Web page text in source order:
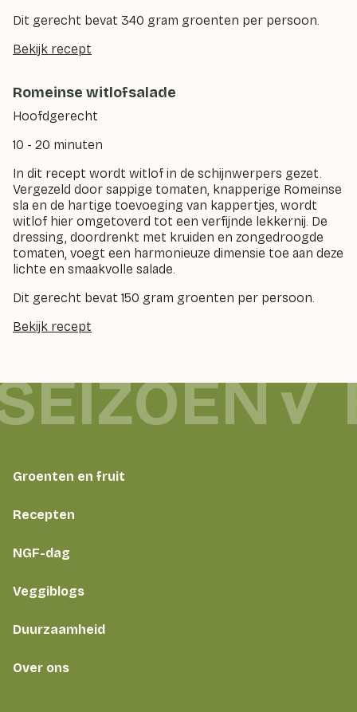
Dit gerecht bevat 340 gram groenten per persoon.
Bekijk recept
Romeinse witlofsalade
Hoofdgerecht
10 - 20 minuten
In dit recept wordt witlof in de schijnwerpers gezet.
Vergezeld door sappige tomaten, knapperige Romeinse
sla en de hartige toevoeging van kappertjes, wordt
witlof hier omgetoverd tot een verfijnde lekkernij. De
dressing, doordrenkt met kruiden en zongedroogde
tomaten, voegt een harmonieuze dimensie toe aan deze
lichte en smaakvolle salade.
Dit gerecht bevat 150 gram groenten per persoon.
Bekijk recept
Groenten en fruit
Recepten
NGF-dag
Veggiblogs
Duurzaamheid
Over ons